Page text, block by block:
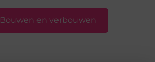
Bouwen en verbouwen